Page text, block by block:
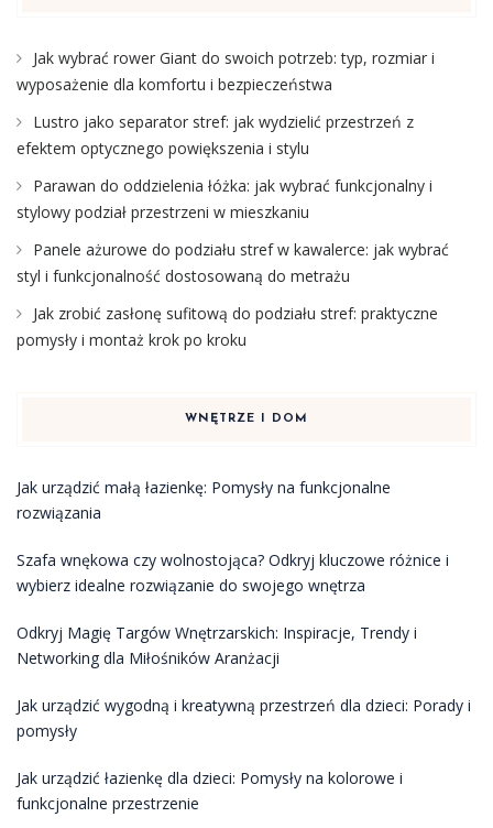
Jak wybrać rower Giant do swoich potrzeb: typ, rozmiar i
wyposażenie dla komfortu i bezpieczeństwa
Lustro jako separator stref: jak wydzielić przestrzeń z
efektem optycznego powiększenia i stylu
Parawan do oddzielenia łóżka: jak wybrać funkcjonalny i
stylowy podział przestrzeni w mieszkaniu
Panele ażurowe do podziału stref w kawalerce: jak wybrać
styl i funkcjonalność dostosowaną do metrażu
Jak zrobić zasłonę sufitową do podziału stref: praktyczne
pomysły i montaż krok po kroku
WNĘTRZE I DOM
Jak urządzić małą łazienkę: Pomysły na funkcjonalne
rozwiązania
Szafa wnękowa czy wolnostojąca? Odkryj kluczowe różnice i
wybierz idealne rozwiązanie do swojego wnętrza
Odkryj Magię Targów Wnętrzarskich: Inspiracje, Trendy i
Networking dla Miłośników Aranżacji
Jak urządzić wygodną i kreatywną przestrzeń dla dzieci: Porady i
pomysły
Jak urządzić łazienkę dla dzieci: Pomysły na kolorowe i
funkcjonalne przestrzenie